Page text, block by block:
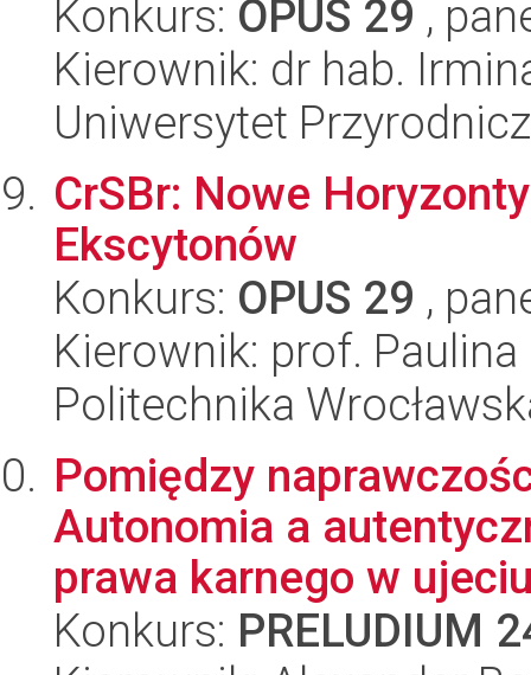
Konkurs: OPUS 29 ,
Kierownik: dr hab.
Uniwersytet
CrSBr: Nowe
Ekscytonów
Konkurs: OPUS 29 ,
Kierownik: prof. Paulina
Politechnika
Pomiędzy
Autonomia a
prawa karnego w
Konkurs: PRELUDIUM